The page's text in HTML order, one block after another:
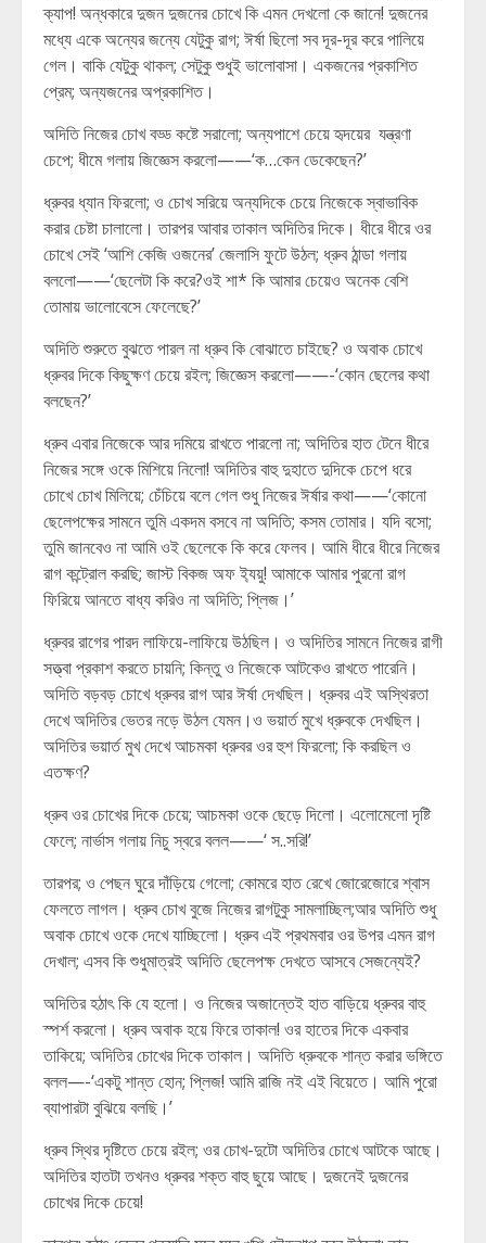
ক্যাপ! অন্ধকারে দুজন দুজনের চোখে কি এমন দেখলো কে জানে! দুজনের
মধ্যে একে অন্যের জন্যে যেটুকু রাগ; ঈর্ষা ছিলো সব দূর-দূর করে পালিয়ে
গেল। বাকি যেটুকু থাকল; সেটুকু শুধুই ভালোবাসা। একজনের প্রকাশিত
প্রেম; অন্যজনের অপ্রকাশিত।
অদিতি নিজের চোখ বড্ড কষ্টে সরালো; অন্যপাশে চেয়ে হৃদয়ের যন্ত্রণা
চেপে; ধীমে গলায় জিজ্ঞেস করলো——‘ক…কেন ডেকেছেন?’
ধ্রুবর ধ্যান ফিরলো; ও চোখ সরিয়ে অন্যদিকে চেয়ে নিজেকে স্বাভাবিক
করার চেষ্টা চালালো। তারপর আবার তাকাল অদিতির দিকে। ধীরে ধীরে ওর
চোখে সেই ‘আশি কেজি ওজনের’ জেলাসি ফুটে উঠল; ধ্রুব ঠান্ডা গলায়
বললো——‘ছেলেটা কি করে?ওই শা* কি আমার চেয়েও অনেক বেশি
তোমায় ভালোবেসে ফেলেছে?’
অদিতি শুরুতে বুঝতে পারল না ধ্রুব কি বোঝাতে চাইছে? ও অবাক চোখে
ধ্রুবর দিকে কিছুক্ষণ চেয়ে রইল; জিজ্ঞেস করলো——-‘কোন ছেলের কথা
বলছেন?’
ধ্রুব এবার নিজেকে আর দমিয়ে রাখতে পারলো না; অদিতির হাত টেনে ধীরে
নিজের সঙ্গে ওকে মিশিয়ে নিলো! অদিতির বাহু দুহাতে দুদিকে চেপে ধরে
চোখে চোখ মিলিয়ে; চেঁচিয়ে বলে গেল শুধু নিজের ঈর্ষার কথা——‘কোনো
ছেলেপক্ষের সামনে তুমি একদম বসবে না অদিতি; কসম তোমার। যদি বসো;
তুমি জানবেও না আমি ওই ছেলেকে কি করে ফেলব। আমি ধীরে ধীরে নিজের
রাগ কন্ট্রোল করছি; জাস্ট বিকজ অফ ই‍্যয়ু! আমাকে আমার পুরনো রাগ
ফিরিয়ে আনতে বাধ্য করিও না অদিতি; প্লিজ।’
ধ্রুবর রাগের পারদ লাফিয়ে-লাফিয়ে উঠছিল। ও অদিতির সামনে নিজের রাগী
সত্ত্বা প্রকাশ করতে চায়নি; কিন্তু ও নিজেকে আটকেও রাখতে পারেনি।
অদিতি বড়বড় চোখে ধ্রুবর রাগ আর ঈর্ষা দেখছিল। ধ্রুবর এই অস্থিরতা
দেখে অদিতির ভেতর নড়ে উঠল যেমন।ও ভয়ার্ত মুখে ধ্রুবকে দেখছিল।
অদিতির ভয়ার্ত মুখ দেখে আচমকা ধ্রুবর ওর হুশ ফিরলো; কি করছিল ও
এতক্ষণ?
ধ্রুব ওর চোখের দিকে চেয়ে; আচমকা ওকে ছেড়ে দিলো। এলোমেলো দৃষ্টি
ফেলে; নার্ভাস গলায় নিচু স্বরে বলল——‘ স..সরি!’
তারপর; ও পেছন ঘুরে দাঁড়িয়ে গেলো; কোমরে হাত রেখে জোরেজোরে শ্বাস
ফেলতে লাগল। ধ্রুব চোখ বুজে নিজের রাগটুকু সামলাচ্ছিল;আর অদিতি শুধু
অবাক চোখে ওকে দেখে যাচ্ছিলো। ধ্রুব এই প্রথমবার ওর উপর এমন রাগ
দেখাল; এসব কি শুধুমাত্রই অদিতি ছেলেপক্ষ দেখতে আসবে সেজন্যেই?
অদিতির হঠাৎ কি যে হলো। ও নিজের অজান্তেই হাত বাড়িয়ে ধ্রুবর বাহু
স্পর্শ করলো। ধ্রুব অবাক হয়ে ফিরে তাকাল! ওর হাতের দিকে একবার
তাকিয়ে; অদিতির চোখের দিকে তাকাল। অদিতি ধ্রুবকে শান্ত করার ভঙ্গিতে
বলল—-‘একটু শান্ত হোন; প্লিজ! আমি রাজি নই এই বিয়েতে। আমি পুরো
ব্যাপারটা বুঝিয়ে বলছি।’
ধ্রুব স্থির দৃষ্টিতে চেয়ে রইল; ওর চোখ-দুটো অদিতির চোখে আটকে আছে।
অদিতির হাতটা তখনও ধ্রুবর শক্ত বাহু ছুয়ে আছে। দুজনেই দুজনের
চোখের দিকে চেয়ে!